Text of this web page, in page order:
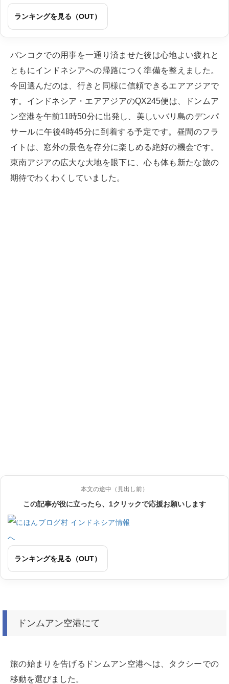
ランキングを見る（OUT）
バンコクでの用事を一通り済ませた後は心地よい疲れと
ともにインドネシアへの帰路につく準備を整えました。
今回選んだのは、行きと同様に信頼できるエアアジアで
す。インドネシア・エアアジアのQX245便は、ドンムア
ン空港を午前11時50分に出発し、美しいバリ島のデンパ
サールに午後4時45分に到着する予定です。昼間のフラ
イトは、窓外の景色を存分に楽しめる絶好の機会です。
東南アジアの広大な大地を眼下に、心も体も新たな旅の
期待でわくわくしていました。
本文の途中（見出し前）
この記事が役に立ったら、1クリックで応援お願いします
ランキングを見る（OUT）
ドンムアン空港にて
旅の始まりを告げるドンムアン空港へは、タクシーでの
移動を選びました。